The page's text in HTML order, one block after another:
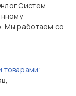
Систем
Мы работаем со
товарами;